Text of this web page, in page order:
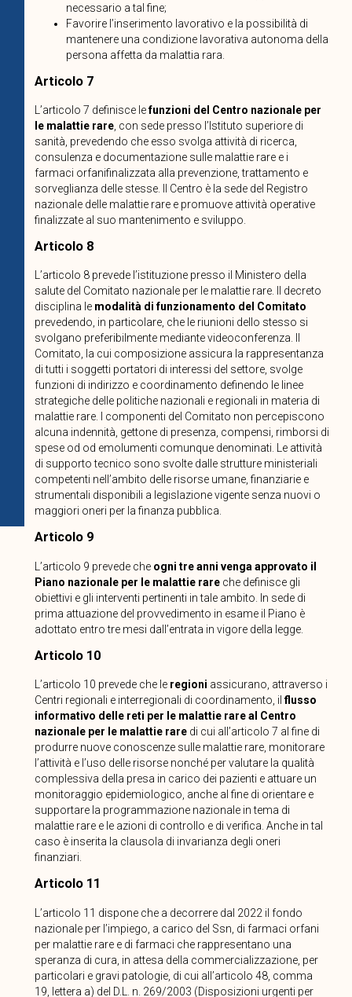
necessario a tal fine;
Favorire l’inserimento lavorativo e la possibilità di
mantenere una condizione lavorativa autonoma della
persona affetta da malattia rara.
Articolo 7
L’articolo 7 definisce lefunzioni del Centro nazionale per
le malattie rare, con sede presso l’Istituto superiore di
sanità, prevedendo che esso svolga attività di ricerca,
consulenza e documentazione sulle malattie rare e i
farmaci orfanifinalizzata alla prevenzione, trattamento e
sorveglianza delle stesse. Il Centro è la sede del Registro
nazionale delle malattie rare e promuove attività operative
finalizzate al suo mantenimento e sviluppo.
Articolo 8
L’articolo 8 prevede l’istituzione presso il Ministero della
salute del Comitato nazionale per le malattie rare. Il decreto
disciplina le modalità di funzionamento del Comitato
prevedendo, in particolare, che le riunioni dello stesso si
svolgano preferibilmente mediante videoconferenza. Il
Comitato, la cui composizione assicura la rappresentanza
di tutti i soggetti portatori di interessi del settore, svolge
funzioni di indirizzo e coordinamento definendo le linee
strategiche delle politiche nazionali e regionali in materia di
malattie rare. I componenti del Comitato non percepiscono
alcuna indennità, gettone di presenza, compensi, rimborsi di
spese od od emolumenti comunque denominati. Le attività
di supporto tecnico sono svolte dalle strutture ministeriali
competenti nell’ambito delle risorse umane, finanziarie e
strumentali disponibili a legislazione vigente senza nuovi o
maggiori oneri per la finanza pubblica.
Articolo 9
L’articolo 9 prevede che ogni tre anni venga approvato il
Piano nazionale per le malattie rareche definisce gli
obiettivi e gli interventi pertinenti in tale ambito. In sede di
prima attuazione del provvedimento in esame il Piano è
adottato entro tre mesi dall’entrata in vigore della legge.
Articolo 10
L’articolo 10 prevede che le regioni assicurano, attraverso i
Centri regionali e interregionali di coordinamento, ilflusso
informativo delle reti per le malattie rare al Centro
nazionale per le malattie raredi cui all’articolo 7 al fine di
produrre nuove conoscenze sulle malattie rare, monitorare
l’attività e l’uso delle risorse nonché per valutare la qualità
complessiva della presa in carico dei pazienti e attuare un
monitoraggio epidemiologico, anche al fine di orientare e
supportare la programmazione nazionale in tema di
malattie rare e le azioni di controllo e di verifica. Anche in tal
caso è inserita la clausola di invarianza degli oneri
finanziari.
Articolo 11
L’articolo 11 dispone che a decorrere dal 2022 il fondo
nazionale per l’impiego, a carico del Ssn, di farmaci orfani
per malattie rare e di farmaci che rappresentano una
speranza di cura, in attesa della commercializzazione, per
particolari e gravi patologie, di cui all’articolo 48, comma
19, lettera a) del D.L. n. 269/2003 (Disposizioni urgenti per